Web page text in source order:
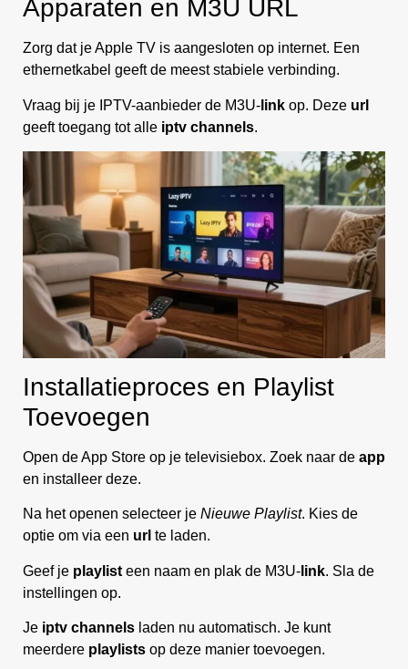
Apparaten en M3U URL
Zorg dat je Apple TV is aangesloten op internet. Een
ethernetkabel geeft de meest stabiele verbinding.
Vraag bij je IPTV-aanbieder de M3U- link op. Deze url
geeft toegang tot alle iptv channels.
Installatieproces en Playlist
Toevoegen
Open de App Store op je televisiebox. Zoek naar de app
en installeer deze.
Na het openen selecteer je Nieuwe Playlist. Kies de
optie om via een url te laden.
Geef je playlist een naam en plak de M3U- link. Sla de
instellingen op.
Je iptv channels laden nu automatisch. Je kunt
meerdere playlists op deze manier toevoegen.